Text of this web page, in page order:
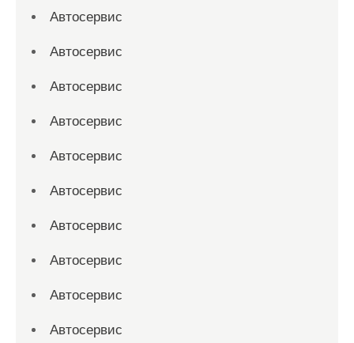
Автосервис
Автосервис
Автосервис
Автосервис
Автосервис
Автосервис
Автосервис
Автосервис
Автосервис
Автосервис